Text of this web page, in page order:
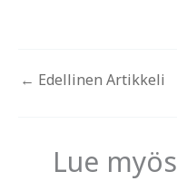
← Edellinen Artikkeli
Lue myös